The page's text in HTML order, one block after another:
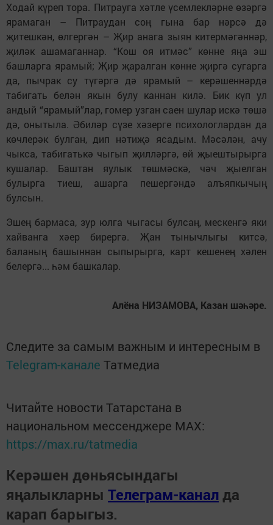
Ходай күреп тора. Питрауга хәтле үсемлекләрне өзәргә
ярамаган – Питраудан соң гына бар нәрсә дә
җитешкән, өлгергән – Җир анага зыян китермәгәннәр,
җиләк ашамаганнар. “Кош оя итмәс” көнне яңа эш
башларга ярамый; Җир җаралган көнне җиргә сугарга
да, пычрак су түгәргә дә ярамый – керәшеннәрдә
табигать белән якын булу каннан килә. Бик күп ул
андый “ярамый”лар, гомер узган саен шулар искә төшә
дә, онытыла. Әбиләр сүзе хәзерге психологлардан да
көчлерәк булган, дип нәтиҗә ясадым. Мәсәлән, ачу
чыкса, табигатькә чыгып җилләргә, өй җыештырырга
кушалар. Баштан яулык төшмәскә, чәч җыелган
булырга тиеш, ашарга пешергәндә алъяпкычың
булсын.
Эшең бармаса, зур юлга чыгасы булсаң, мескенгә яки
хайванга хәер бирергә. Җан тынычлыгы китсә,
баланың башыннан сыпырырга, карт кешенең хәлен
белергә... һәм башкалар.
Алёна НИЗАМОВА, Казан шәһәре.
Следите за самым важным и интересным в
Telegram-канале Татмедиа
Читайте новости Татарстана в
национальном мессенджере MАХ:
https://max.ru/tatmedia
Керәшен дөньясындагы
яңалыкларны Телеграм-канал да
карап барыгыз.